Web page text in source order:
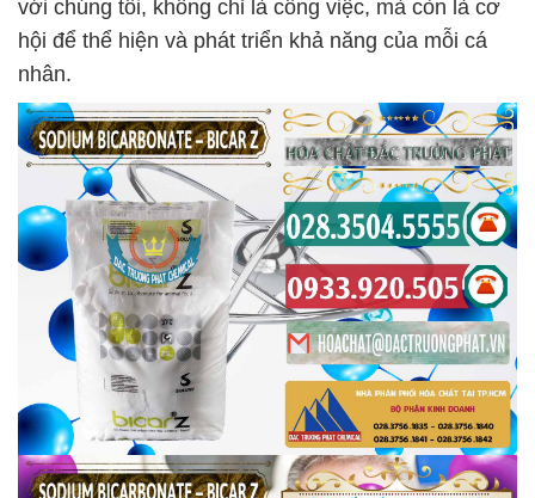
với chúng tôi, không chỉ là công việc, mà còn là cơ
hội để thể hiện và phát triển khả năng của mỗi cá
nhân.